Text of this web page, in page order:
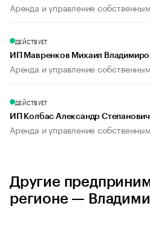
Аренда и управление
ДЕЙСТВУЕТ
ИП Мавренков Михаил
Аренда и управление
ДЕЙСТВУЕТ
ИП Колбас Александр Степанович
Аренда и управление
Другие
регионе —